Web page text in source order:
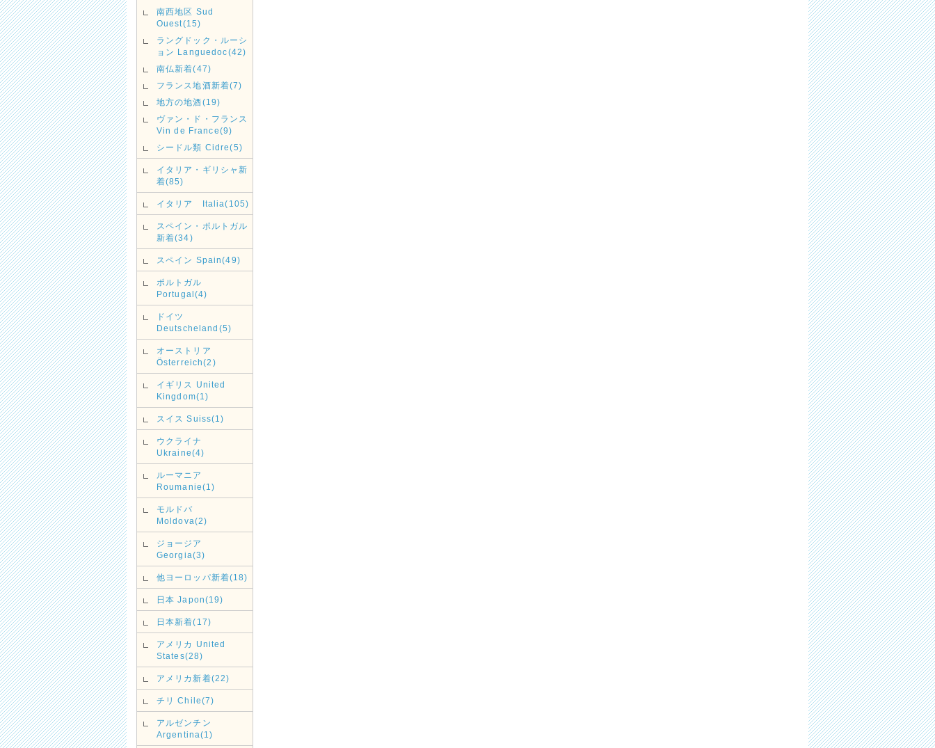
南西地区 Sud
Ouest(15)
ラングドック・ルーシ
ョン Languedoc(42)
南仏新着(47)
フランス地酒新着(7)
地方の地酒(19)
ヴァン・ド・フランス
Vin de France(9)
シードル類 Cidre(5)
イタリア・ギリシャ新
着(85)
イタリア Italia(105)
スペイン・ポルトガル
新着(34)
スペイン Spain(49)
ポルトガル
Portugal(4)
ドイツ
Deutscheland(5)
オーストリア
Österreich(2)
イギリス United
Kingdom(1)
スイス Suiss(1)
ウクライナ
Ukraine(4)
ルーマニア
Roumanie(1)
モルドバ
Moldova(2)
ジョージア
Georgia(3)
他ヨーロッパ新着(18)
日本 Japon(19)
日本新着(17)
アメリカ United
States(28)
アメリカ新着(22)
チリ Chile(7)
アルゼンチン
Argentina(1)